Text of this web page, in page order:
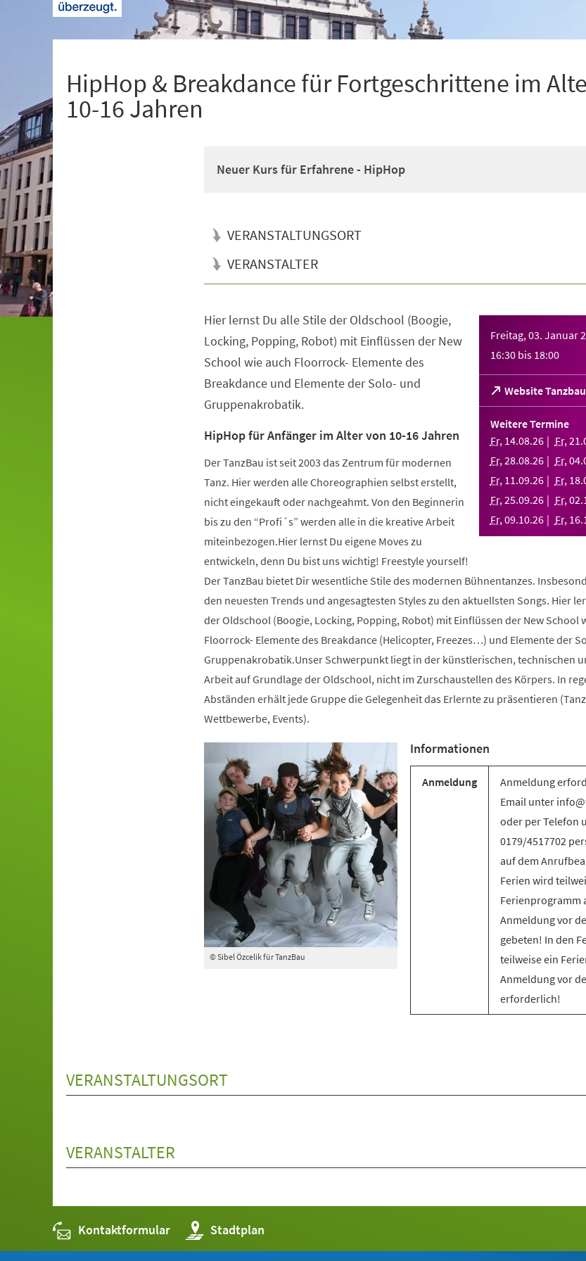
HipHop & Breakdance für Fortgeschrittene im
10-16 Jahren
Neuer Kurs für Erfahrene - HipHop
VERANSTALTUNGSORT
VERANSTALTER
Freitag, 03. Januar
16:30 bis 18:00
Website Tanzbau
(Öffnet
in
einem
Tab)
Weitere Termine
Fr, 14.08.26 Fr,21.
Fr,28.08.26 Fr,04.
Fr, 11.09.26 Fr, 18.
Fr,25.09.26 Fr,02.
Fr,09.10.26 Fr, 16.
Hier lernst Du alle Stile der Oldschool (Boogie,
Locking, Popping, Robot) mit Einflüssen der New
School wie auch Floorrock- Elemente des
Breakdance und Elemente der Solo- und
Gruppenakrobatik.
HipHop für Anfänger im Alter von 10-16 Jahren
Der TanzBau ist seit 2003 das Zentrum für modernen
Tanz. Hier werden alle Choreographien selbst erstellt,
nicht eingekauft oder nachgeahmt. Von den Beginnerin
bis zu den “Profi´s” werden alle in die kreative Arbeit
miteinbezogen.Hier lernst Du eigene Moves zu
entwickeln, denn Du bist uns wichtig! Freestyle yourself!
Der TanzBau bietet Dir wesentliche Stile des modernen Bühnentanzes.
den neuesten Trends und angesagtesten Styles zu den aktuellsten Songs. Hier
der Oldschool (Boogie, Locking, Popping, Robot) mit Einflüssen der New School
Floorrock- Elemente des Breakdance (Helicopter, Freezes…) und Elemente der
Gruppenakrobatik.Unser Schwerpunkt liegt in der künstlerischen, technischen
Arbeit auf Grundlage der Oldschool, nicht im Zurschaustellen des Körpers. In
Abständen erhält jede Gruppe die Gelegenheit das Erlernte zu präsentieren
Wettbewerbe, Events).
© Sibel Özcelik für TanzBau
Informationen
Anmeldung
Anmeldung
Email unter
oder per Telefon
0179/4517702
auf dem
Ferien wird
Ferienprogramm
Anmeldung vor
gebeten! In den
teilweise ein
Anmeldung vor
erforderlich!
VERANSTALTUNGSORT
VERANSTALTER
Kontaktformular Stadtplan
(Öffnet
in
einem